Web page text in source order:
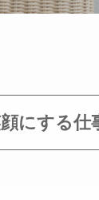
する仕